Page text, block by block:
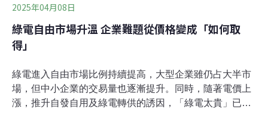
2025年04月08日
綠電自由市場升溫 企業難題從價格變成「如何取
得」
綠電進入自由市場比例持續提高，大型企業雖仍占大半市
場，但中小企業的交易量也逐漸提升。同時，隨著電價上
漲，推升自發自用及綠電轉供的誘因，「綠電太貴」已不